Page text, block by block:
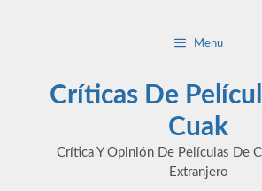
Menu
Críticas De
Cuak
Crítica Y Opinión De Películas De
Extranjero